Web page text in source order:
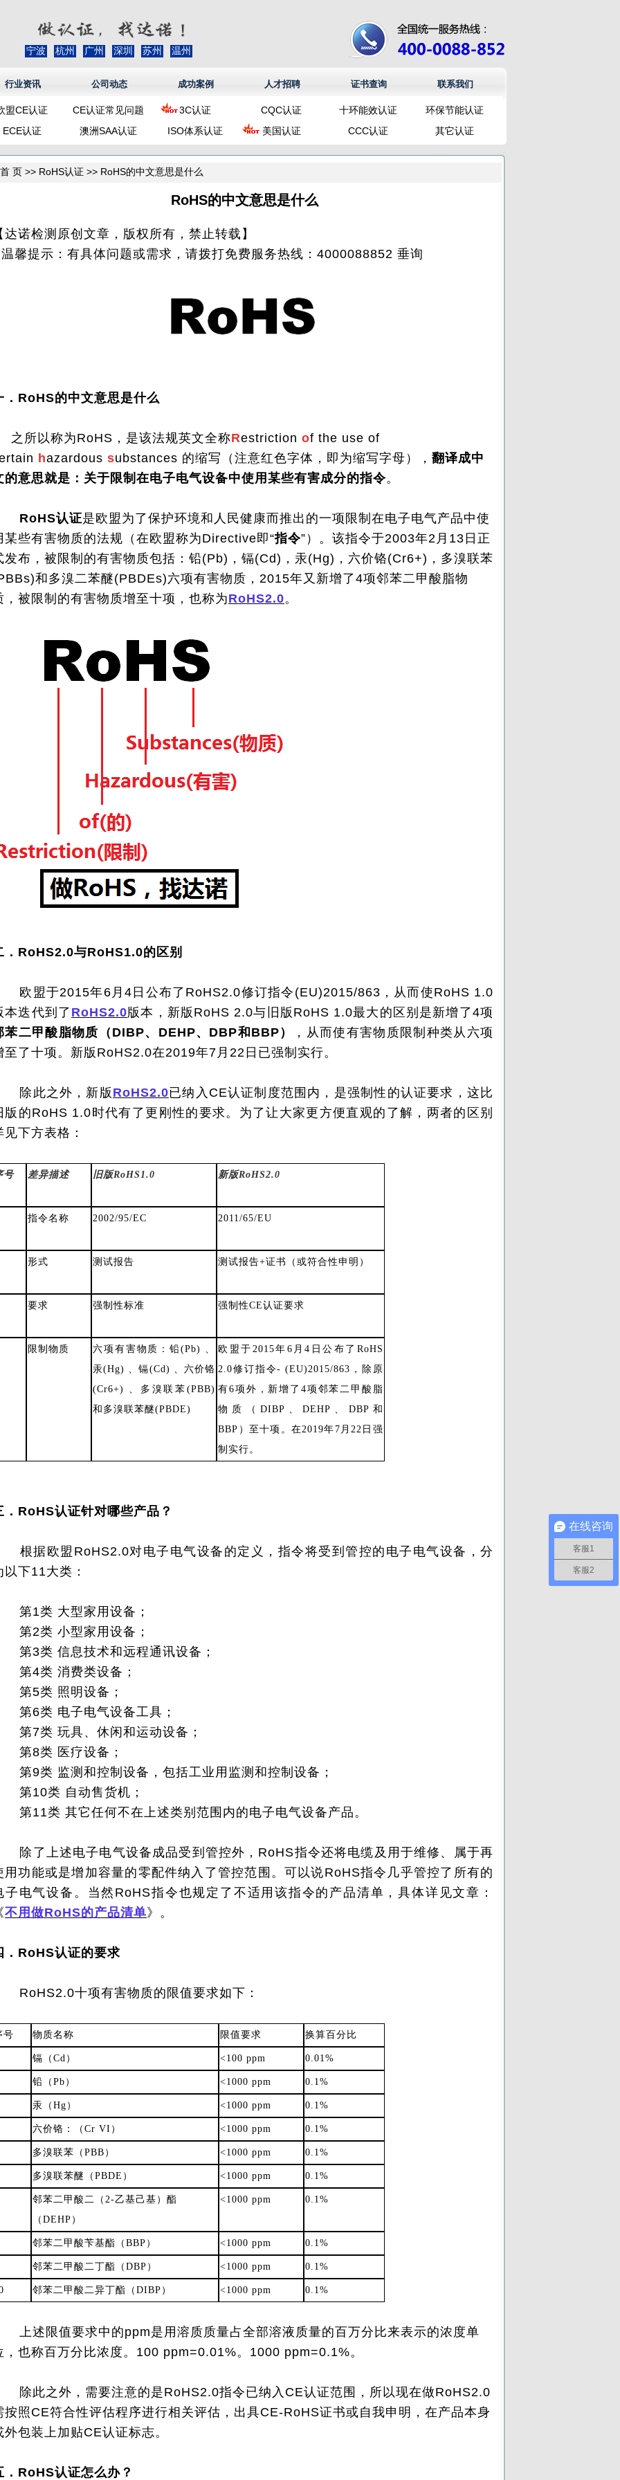
宁波 杭州 广州 深圳 苏州 温州
行业资讯 公司动态 成功案例 人才招聘 证书查询 联系我们
盟CE认证 CE认证常见问题 3C认证 CQC认证 十环能效认证
环保节能认证
ECE认证
澳洲SAA认证 ISO体系认证 美国认证 CCC认证 其它认证
首 页 >> RoHS认证 >> RoHS的中文意思是什么
RoHS的中文意思是什么
达诺检测原创文章，版权所有，禁止转载】
馨提示：有具体问题或需求，请拨打免费服务热线：4000088852 垂询
．RoHS的中文意思是什么
之所以称为RoHS，是该法规英文全称Restriction of the use of
hazardous substances 的缩写（注意红色字体，即为缩写字母）， 翻译成中
的意思就是：关于限制在电子电气设备中使用某些有害成分的指令。
RoHS认证是欧盟为了保护环境和人民健康而推出的一项限制在电子电气产品中使
某些有害物质的法规（在欧盟称为Directive即“指令”）。该指令于2003年2月13日正
发布，被限制的有害物质包括：铅(Pb)，镉(Cd)，汞(Hg)，六价铬(Cr6+)，多溴联苯
和多溴二苯醚(PBDEs)六项有害物质，2015年又新增了4项邻苯二甲酸脂物
，被限制的有害物质增至十项，也称为RoHS2.0。
．RoHS2.0与RoHS1.0的区别
欧盟于2015年6月4日公布了RoHS2.0修订指令(EU)2015/863，从而使RoHS 1.0
本迭代到了RoHS2.0版本，新版RoHS 2.0与旧版RoHS 1.0最大的区别是新增了4项
苯二甲酸脂物质（DIBP、DEHP、DBP和BBP）
，从而使有害物质限制种类从六项
至了十项。新版RoHS2.0在2019年7月22日已强制实行。
除此之外，新版 RoHS2.0已纳入CE认证制度范围内，是强制性的认证要求，这比
版的RoHS 1.0时代有了更刚性的要求。为了让大家更方便直观的了解，两者的区别
见下方表格：
号 差异描述 旧版RoHS1.0 新版RoHS2.0
指令名称 2002/95/EC 2011/65/EU
形式 测试报告 测试报告+证书（或符合性申明）
要求 强制性标准 强制性CE认证要求
限制物质
六项有害物质：铅(Pb) 、
汞(Hg) 、镉(Cd) 、六价铬
(Cr6+) 、多溴联苯(PBB)
和多溴联苯醚(PBDE)
欧盟于2015年6月4日公布了RoHS
2.0修订指令- (EU)2015/863，除原
有6项外，新增了4项邻苯二甲酸脂
物质（DIBP、DEHP、DBP和
BBP）至十项。在2019年7月22日强
制实行。
．RoHS认证针对哪些产品？
根据欧盟RoHS2.0对电子电气设备的定义，指令将受到管控的电子电气设备，分
以下11大类：
第1类 大型家用设备；
第2类 小型家用设备；
第3类 信息技术和远程通讯设备；
第4类 消费类设备；
第5类 照明设备；
第6类 电子电气设备工具；
第7类 玩具、休闲和运动设备；
第8类 医疗设备；
第9类 监测和控制设备，包括工业用监测和控制设备；
第10类 自动售货机；
第11类 其它任何不在上述类别范围内的电子电气设备产品。
除了上述电子电气设备成品受到管控外，RoHS指令还将电缆及用于维修、属于再
用功能或是增加容量的零配件纳入了管控范围。可以说RoHS指令几乎管控了所有的
子电气设备。当然RoHS指令也规定了不适用该指令的产品清单，具体详见文章：
不用做RoHS的产品清单》。
．RoHS认证的要求
RoHS2.0十项有害物质的限值要求如下：
号 物质名称 限值要求 换算百分比
镉（Cd） <100 ppm 0.01%
铅（Pb） <1000 ppm 0.1%
汞（Hg） <1000 ppm 0.1%
六价铬：（Cr VI） <1000 ppm 0.1%
多溴联苯（PBB） <1000 ppm 0.1%
多溴联苯醚（PBDE） <1000 ppm 0.1%
邻苯二甲酸二（2-乙基己基）酯
（DEHP）
<1000 ppm 0.1%
邻苯二甲酸苄基酯（BBP） <1000 ppm 0.1%
邻苯二甲酸二丁酯（DBP） <1000 ppm 0.1%
邻苯二甲酸二异丁酯（DIBP） <1000 ppm 0.1%
上述限值要求中的ppm是用溶质质量占全部溶液质量的百万分比来表示的浓度单
，也称百万分比浓度。100 ppm=0.01%。1000 ppm=0.1%。
除此之外，需要注意的是RoHS2.0指令已纳入CE认证范围，所以现在做RoHS2.0
按照CE符合性评估程序进行相关评估，出具CE-RoHS证书或自我申明，在产品本身
外包装上加贴CE认证标志。
．RoHS认证怎么办？
在线咨询
客服1
客服2